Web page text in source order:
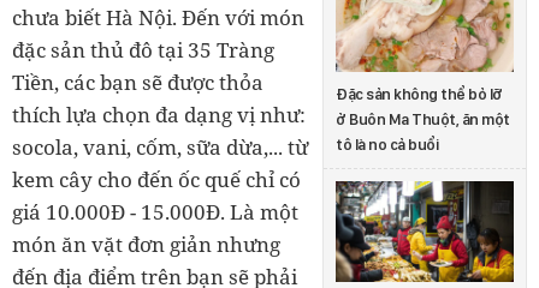
Đặc sản không thể bỏ lỡ
ở Buôn Ma Thuột, ăn một
tô là no cả buổi
chưa biết Hà Nội. Đến với món
đặc sản thủ đô tại 35 Tràng
Tiền, các bạn sẽ được thỏa
thích lựa chọn đa dạng vị như:
socola, vani, cốm, sữa dừa,... từ
kem cây cho đến ốc quế chỉ có
giá 10.000Đ - 15.000Đ. Là một
món ăn vặt đơn giản nhưng
đến địa điểm trên bạn sẽ phải